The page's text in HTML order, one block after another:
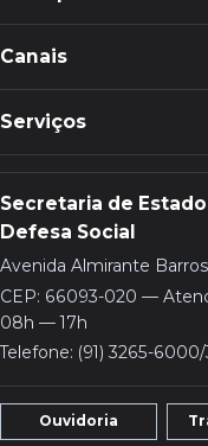
Canais
Serviços
Secretaria de
Defesa Social
Avenida Almirante
CEP: 66093-020 —
08h — 17h
Telefone: (91) 3265-
Ouvidoria